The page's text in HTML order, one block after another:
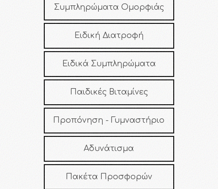
Συμπληρώματα Ομορφιάς
Ειδική Διατροφή
Ειδικά Συμπληρώματα
Παιδικές Βιταμίνες
Προπόνηση - Γυμναστήριο
Αδυνάτισμα
Πακέτα Προσφορών